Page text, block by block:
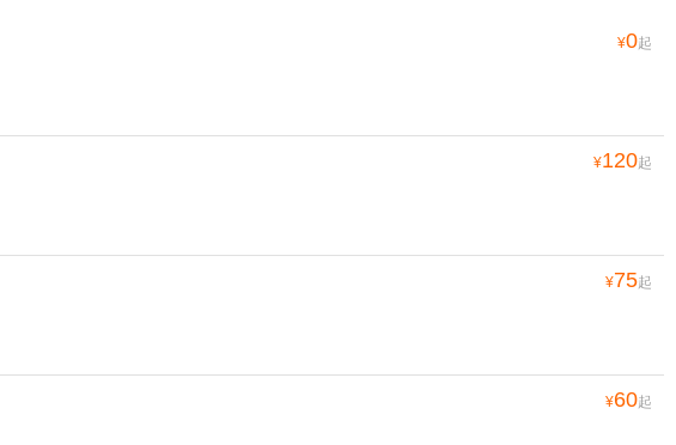
¥0起
¥120起
¥75起
¥60起